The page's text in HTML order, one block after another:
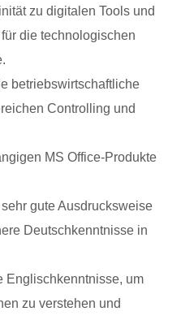
zu digitalen Tools und
die technologischen
betriebswirtschaftliche
Controlling und
MS Office-Produkte
gute Ausdrucksweise
Deutschkenntnisse in
Englischkenntnisse, um
zu verstehen und